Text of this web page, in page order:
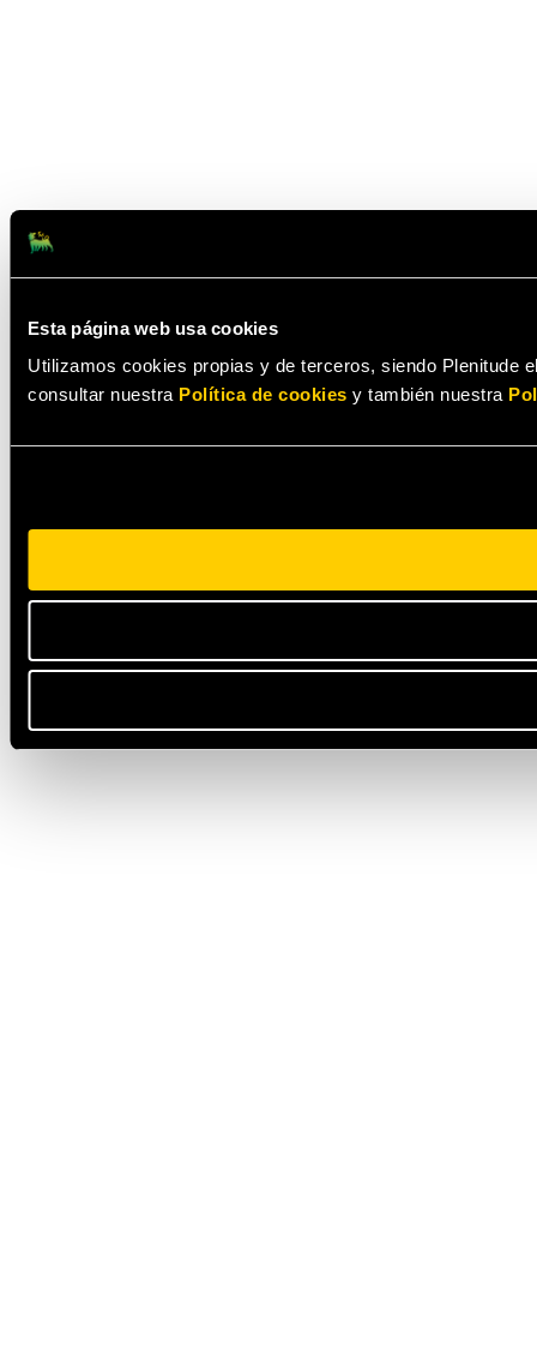
Esta página web usa cookies
Utilizamos cookies propias y de terceros, siendo Plenitude
consultar nuestra Política de cookies y también nuestra